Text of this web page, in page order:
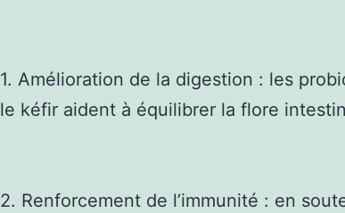
1. Amélioration de la digestion : les
le kéfir aident à équilibrer la flore
2. Renforcement de l’immunité : en